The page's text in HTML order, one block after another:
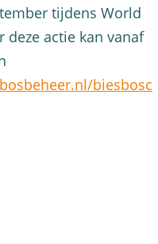
tijdens World
deze actie kan vanaf
biesbosc